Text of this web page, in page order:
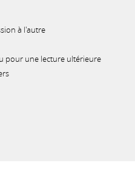
à l'autre
pour une lecture ultérieure